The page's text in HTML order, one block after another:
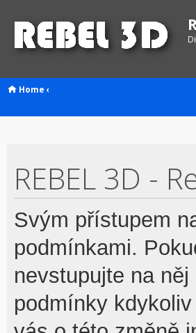
Home ‹
REBEL 3D -
Svým přístupem
podmínkami.
nevstupujte na
podmínky